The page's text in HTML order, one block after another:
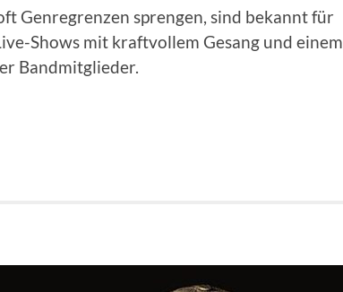
Genregrenzen sprengen, sind bekannt für
Shows mit kraftvollem Gesang und einem
Bandmitglieder.